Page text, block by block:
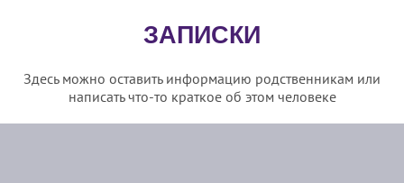
ЗАПИСКИ
Здесь можно оставить информацию родственникам или
написать что-то краткое об этом человеке